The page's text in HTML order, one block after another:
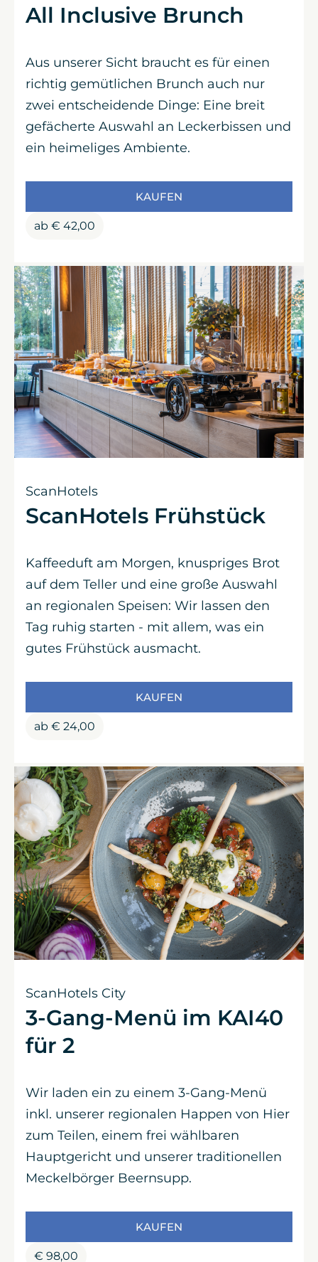
All Inclusive Brunch
Aus unserer Sicht braucht es für einen
richtig gemütlichen Brunch auch nur
zwei entscheidende Dinge: Eine breit
gefächerte Auswahl an Leckerbissen und
ein heimeliges Ambiente.
ab€42,00
KAUFEN
ScanHotels
ScanHotels Frühstück
Kaffeeduft am Morgen, knuspriges Brot
auf dem Teller und eine große Auswahl
an regionalen Speisen: Wir lassen den
Tag ruhig starten - mit allem, was ein
gutes Frühstück ausmacht.
ab€24,00
KAUFEN
ScanHotels City
3-Gang-Menü im KAI40
für 2
Wir laden ein zu einem 3-Gang-Menü
inkl. unserer regionalen Happen von Hier
zum Teilen, einem frei wählbaren
Hauptgericht und unserer traditionellen
Meckelbörger Beernsupp.
€98,00
KAUFEN